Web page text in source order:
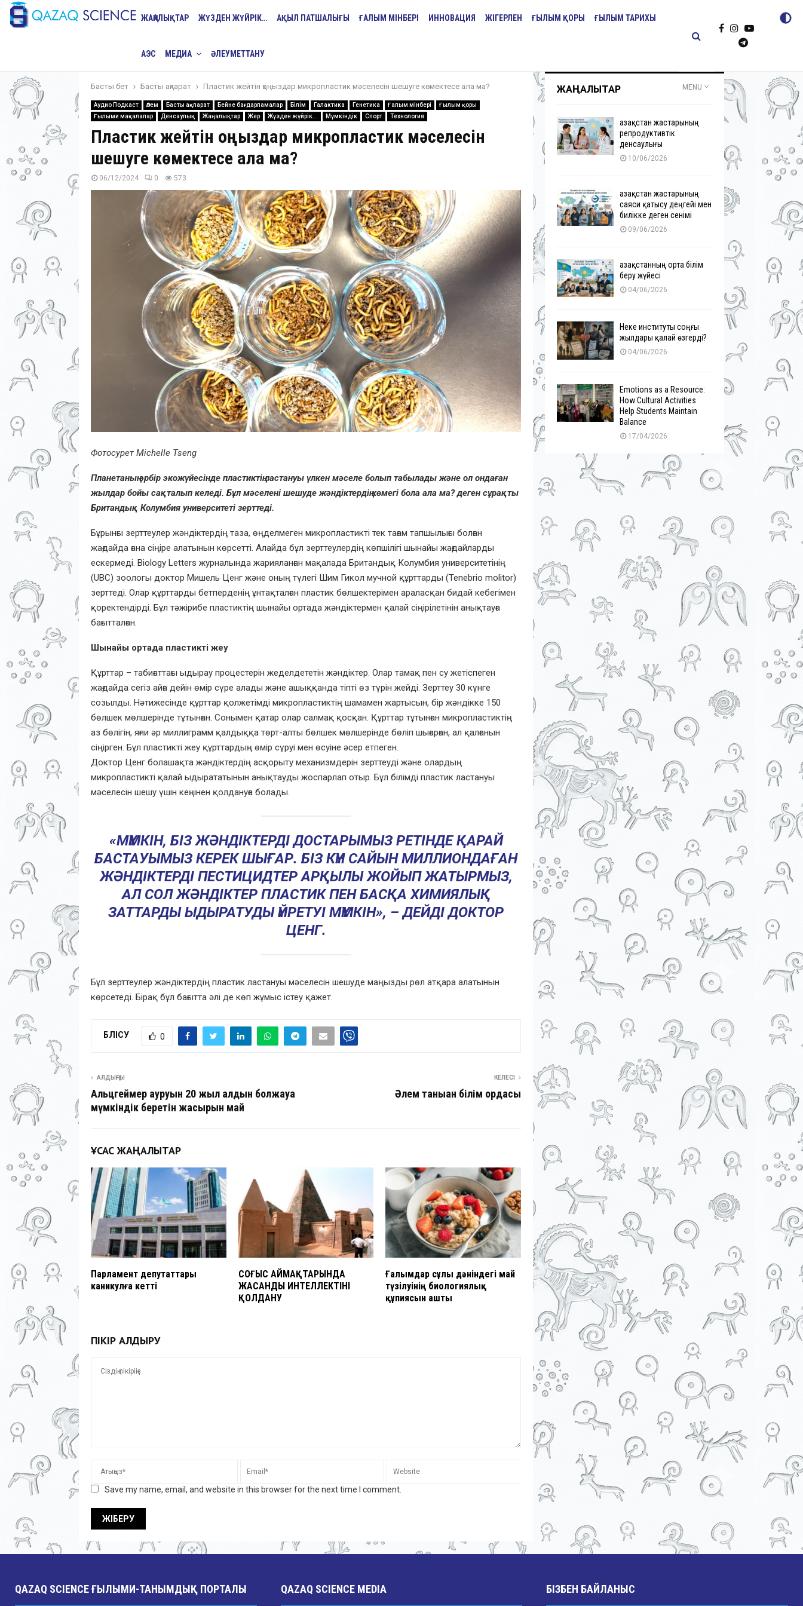
ЖАҢАЛЫҚТАР ЖҮЗДЕН ЖҮЙРІК… АҚЫЛ ПАТШАЛЫҒЫ ҒАЛЫМ МІНБЕРІ ИННОВАЦИЯ ЖІГЕРЛЕН ҒЫЛЫМ ҚОРЫ ҒЫЛЫМ ТАРИХЫ
АЭС МЕДИА ӘЛЕУМЕТТАНУ
Басты бет Басты ақпарат Пластик жейтін қоңыздар микропластик мәселесін шешуге көмектесе ала ма?
Аудио Подкаст Әлем Басты ақпарат Бейне бағдарламалар Білім Галактика Генетика Ғалым мінбері
Ғылым қоры
Ғылыми мақалалар
Денсаулық Жаңалықтар Жер Жүзден жүйрік... Мүмкіндік Спорт Технология
Пластик жейтін қоңыздар микропластик мәселесін
шешуге көмектесе ала ма?
06/12/2024 0 573
Фотосурет Michelle Tseng
Планетаның әрбір экожүйесінде пластиктің ластануы үлкен мәселе болып табылады және ол ондаған
жылдар бойы сақталып келеді. Бұл мәселені шешуде жәндіктердің көмегі бола ала ма? деген сұрақты
Британдық Колумбия университеті зерттеді.
Бұрынғы зерттеулер жәндіктердің таза, өңделмеген микропластикті тек тағам тапшылығы болған
жағдайда ғана сіңіре алатынын көрсетті. Алайда бұл зерттеулердің көпшілігі шынайы жағдайларды
ескермеді. Biology Letters журналында жарияланған мақалада Британдық Колумбия университетінің
(UBC) зоологы доктор Мишель Ценг және оның түлегі Шим Гикол мучной құрттарды (Tenebrio molitor)
зерттеді. Олар құрттарды бетперденің ұнтақталған пластик бөлшектерімен араласқан бидай кебегімен
қоректендірді. Бұл тәжірибе пластиктің шынайы ортада жәндіктермен қалай сіңірілетінін анықтауға
бағытталған.
Шынайы ортада пластикті жеу
Құрттар – табиғаттағы ыдырау процестерін жеделдететін жәндіктер. Олар тамақ пен су жетіспеген
жағдайда сегіз айға дейін өмір сүре алады және ашыққанда тіпті өз түрін жейді. Зерттеу 30 күнге
созылды. Нәтижесінде құрттар қолжетімді микропластиктің шамамен жартысын, бір жәндікке 150
бөлшек мөлшерінде тұтынған. Сонымен қатар олар салмақ қосқан. Құрттар тұтынған микропластиктің
аз бөлігін, яғни әр миллиграмм қалдыққа төрт-алты бөлшек мөлшерінде бөліп шығарған, ал қалғанын
сіңірген. Бұл пластикті жеу құрттардың өмір сүруі мен өсуіне әсер етпеген.
Доктор Ценг болашақта жәндіктердің асқорыту механизмдерін зерттеуді және олардың
микропластикті қалай ыдырататынын анықтауды жоспарлап отыр. Бұл білімді пластик ластануы
мәселесін шешу үшін кеңінен қолдануға болады.
«МҮМКІН, БІЗ ЖӘНДІКТЕРДІ ДОСТАРЫМЫЗ РЕТІНДЕ ҚАРАЙ
БАСТАУЫМЫЗ КЕРЕК ШЫҒАР. БІЗ КҮН САЙЫН МИЛЛИОНДАҒАН
ЖӘНДІКТЕРДІ ПЕСТИЦИДТЕР АРҚЫЛЫ ЖОЙЫП ЖАТЫРМЫЗ,
АЛ СОЛ ЖӘНДІКТЕР ПЛАСТИК ПЕН БАСҚА ХИМИЯЛЫҚ
ЗАТТАРДЫ ЫДЫРАТУДЫ ҮЙРЕТУІ МҮМКІН», – ДЕЙДІ ДОКТОР
ЦЕНГ.
Бұл зерттеулер жәндіктердің пластик ластануы мәселесін шешуде маңызды рөл атқара алатынын
көрсетеді. Бірақ бұл бағытта әлі де көп жұмыс істеу қажет.
БӨЛІСУ 0
АЛДЫҢҒЫ
Альцгеймер ауруын 20 жыл алдын болжауға
мүмкіндік беретін жасырын май
КЕЛЕСІ
Әлем таныған білім ордасы
ҰҚСАС ЖАҢАЛЫҚТАР
Парламент депутаттары
каникулға кетті
СОҒЫС АЙМАҚТАРЫНДА
ЖАСАНДЫ ИНТЕЛЛЕКТІНІ
ҚОЛДАНУ
Ғалымдар сұлы дәніндегі май
түзілуінің биологиялық
құпиясын ашты
ПІКІР ҚАЛДЫРУ
Save my name, email, and website in this browser for the next time I comment.
ЖАҢАЛЫҚТАР MENU
Қазақстан жастарының
репродуктивтік
денсаулығы
10/06/2026
Қазақстан жастарының
саяси қатысу деңгейі мен
билікке деген сенімі
09/06/2026
Қазақстанның орта білім
беру жүйесі
04/06/2026
Неке институты соңғы
жылдары қалай өзгерді?
04/06/2026
Emotions as a Resource:
How Cultural Activities
Help Students Maintain
Balance
17/04/2026
QAZAQ SCIENCE ҒЫЛЫМИ-ТАНЫМДЫҚ ПОРТАЛЫ QAZAQ SCIENCE MEDIA БІЗБЕН БАЙЛАНЫС